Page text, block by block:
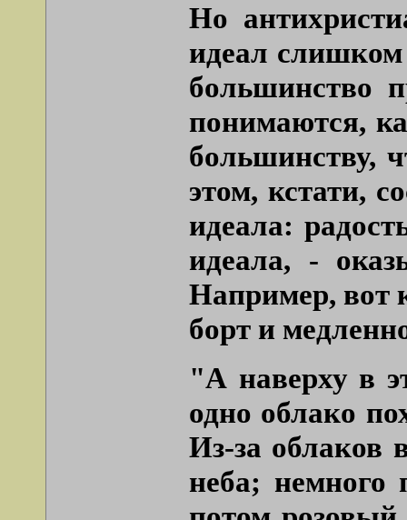
Но
идеал
большинство
понимаются,
большинству,
этом, кстати,
идеала:
идеала, -
Например, вот
борт и
"А наверху в
одно облако
Из-за облаков
неба; немного